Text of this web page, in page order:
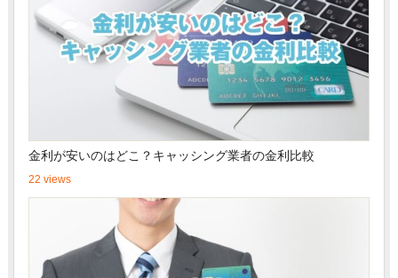
金利が安いのはどこ？キャッシング業者の金利比較
22 views